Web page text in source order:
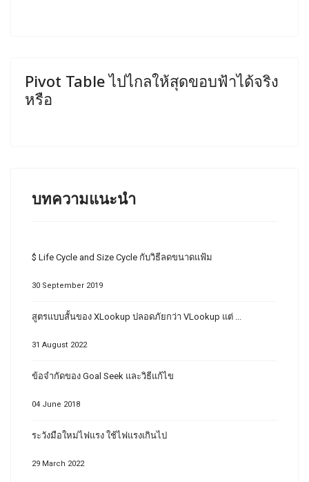
Pivot Table ไปไกลให้สุดขอบฟ้าได้จริง
หรือ
บทความแนะนำ
$ Life Cycle and Size Cycle กับวิธีลดขนาดแฟ้ม
30 September 2019
สูตรแบบสั้นของ XLookup ปลอดภัยกว่า VLookup แต่ ...
31 August 2022
ข้อจำกัดของ Goal Seek และวิธีแก้ไข
04 June 2018
ระวังมือใหม่ไฟแรง ใช้ไฟแรงเกินไป
29 March 2022